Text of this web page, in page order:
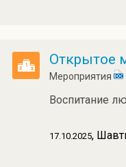
Открытое
Мероприятия
Воспитание
17.10.2025,